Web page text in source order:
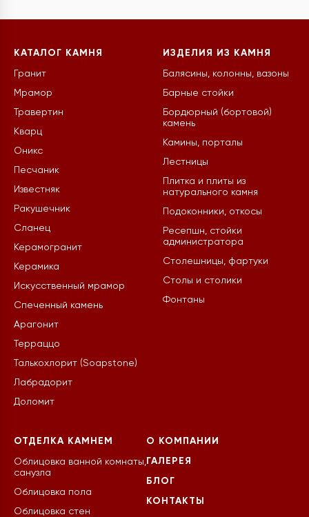
КАТАЛОГ КАМНЯ
Гранит
Мрамор
Травертин
Кварц
Оникс
Песчаник
Известняк
Ракушечник
Сланец
Керамогранит
Керамика
Искусственный мрамор
Спеченный камень
Арагонит
Терраццо
Талькохлорит (Soapstone)
Лабрадорит
Доломит
ИЗДЕЛИЯ ИЗ КАМНЯ
Балясины, колонны, вазоны
Барные стойки
Бордюрный (бортовой)
камень
Камины, порталы
Лестницы
Плитка и плиты из
натурального камня
Подоконники, откосы
Ресепшн, стойки
администратора
Столешницы, фартуки
Столы и столики
Фонтаны
ОТДЕЛКА КАМНЕМ
Облицовка ванной комнаты,
санузла
Облицовка пола
Облицовка стен
О КОМПАНИИ
ГАЛЕРЕЯ
БЛОГ
КОНТАКТЫ